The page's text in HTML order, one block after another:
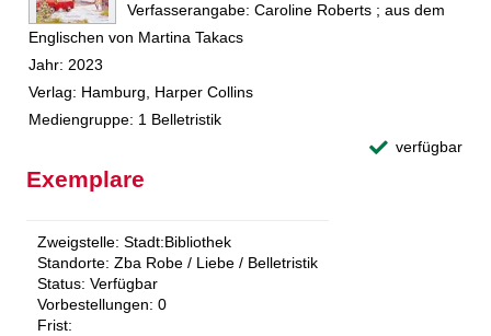
Verfasserangabe: Caroline Roberts ; aus dem
Englischen von Martina Takacs
Jahr: 2023
Verlag: Hamburg, Harper Collins
Mediengruppe: 1 Belletristik
verfügbar
Exemplare
Zweigstelle: Stadt:Bibliothek
Standorte: Zba Robe / Liebe / Belletristik
Status: Verfügbar
Vorbestellungen: 0
Frist: